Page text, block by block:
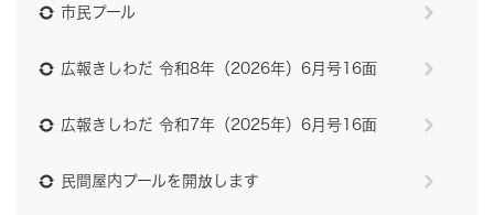
市民プール
広報きしわだ 令和8年（2026年）6月号16面
広報きしわだ 令和7年（2025年）6月号16面
民間屋内プールを開放します